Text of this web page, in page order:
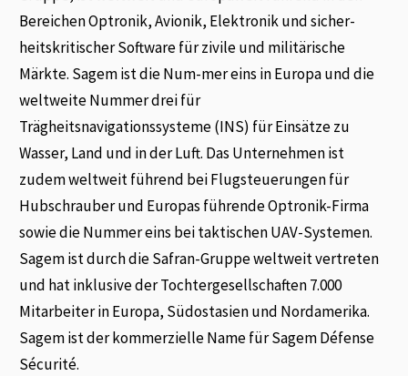
Bereichen Optronik, Avionik, Elektronik und sicher-
heitskritischer Software für zivile und militärische
Märkte. Sagem ist die Num-mer eins in Europa und die
weltweite Nummer drei für
Trägheitsnavigationssysteme (INS) für Einsätze zu
Wasser, Land und in der Luft. Das Unternehmen ist
zudem weltweit führend bei Flugsteuerungen für
Hubschrauber und Europas führende Optronik-Firma
sowie die Nummer eins bei taktischen UAV-Systemen.
Sagem ist durch die Safran-Gruppe weltweit vertreten
und hat inklusive der Tochtergesellschaften 7.000
Mitarbeiter in Europa, Südostasien und Nordamerika.
Sagem ist der kommerzielle Name für Sagem Défense
Sécurité.